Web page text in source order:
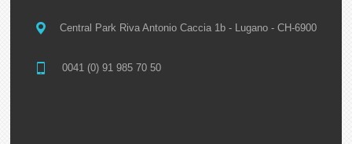
Central Park Riva Antonio Caccia 1b - Lugano - CH-6900
0041 (0) 91 985 70 50